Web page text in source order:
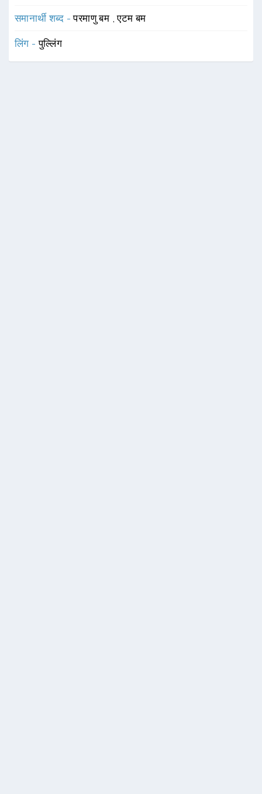
समानार्थी शब्द -परमाणु बम ,एटम बम
लिंग -पुल्लिंग